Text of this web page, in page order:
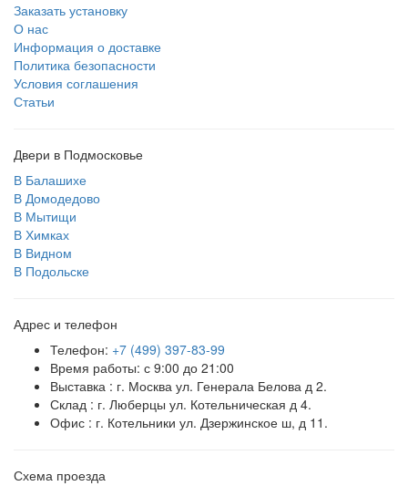
Заказать установку
О нас
Информация о доставке
Политика безопасности
Условия соглашения
Статьи
Двери в Подмосковье
В Балашихе
В Домодедово
В Мытищи
В Химках
В Видном
В Подольске
Адрес и телефон
Телефон: +7 (499) 397-83-99
Время работы: с 9:00 до 21:00
Выставка : г. Москва ул. Генерала Белова д 2.
Склад : г. Люберцы ул. Котельническая д 4.
Офис : г. Котельники ул. Дзержинское ш, д 11.
Схема проезда